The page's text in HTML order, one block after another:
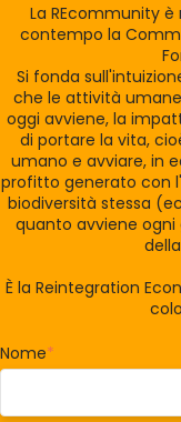
La REcommunity
contempo la
Si fonda
che le attività
oggi avviene, la
di portare la vita,
umano e avviare, in
profitto generato con
biodiversità stessa
quanto avviene ogni
È la Reintegration
Nome*